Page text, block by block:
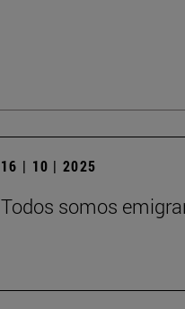
16 | 10 | 2025
Todos somos